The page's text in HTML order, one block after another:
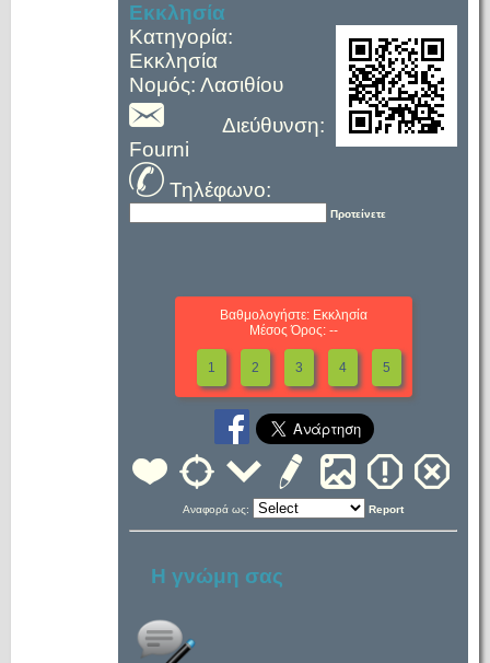
Εκκλησία
Κατηγορία:
Εκκλησία
Νομός: Λασιθίου
Διεύθυνση:
Fourni
Τηλέφωνο:
Προτείνετε
Βαθμολογήστε: Εκκλησία
Μέσος Όρος: --
1 2 3 4 5
Αναφορά ως: Report
Η γνώμη σας